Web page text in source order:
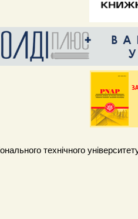
технічного